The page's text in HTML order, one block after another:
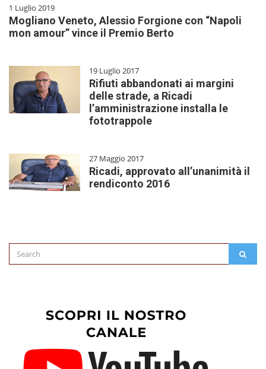
1 Luglio 2019
Mogliano Veneto, Alessio Forgione con “Napoli
mon amour” vince il Premio Berto
19 Luglio 2017
Rifiuti abbandonati ai margini
delle strade, a Ricadi
l’amministrazione installa le
fototrappole
27 Maggio 2017
Ricadi, approvato all’unanimità il
rendiconto 2016
Search
for: